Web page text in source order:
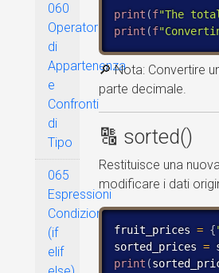
060
Operatori
di
Appartenenza
e
Confronti
di
Tipo
065
Espressioni
Condizionali
(if
elif
print (f"The
print (f
🔎 Nota: Convertire
parte decimale.
🔠 sorted()
Restituisce una
modificare i dati
fruit_prices = {
sorted_prices =
print (